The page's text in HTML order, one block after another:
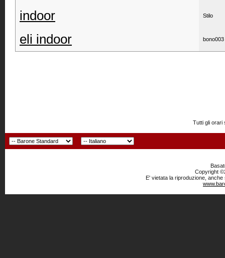
indoor Stilo
eli indoor bono003
Tutti gli orari
Copyright
E' vietata la riproduzione,